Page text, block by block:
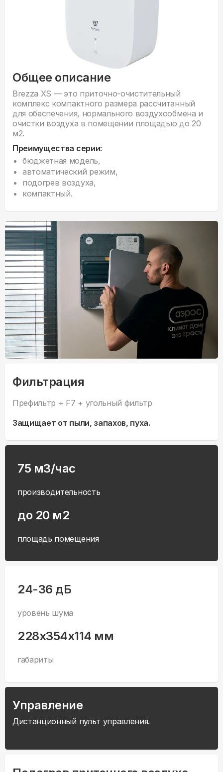
Общее описание
Brezza XS — это приточно-очистительный
комплекс компактного размера рассчитанный
для обеспечения, нормального воздухообмена и
очистки воздуха в помещении площадью до 20
м2.
Преимущества серии:
бюджетная модель,
автоматический режим,
подогрев воздуха,
компактный.
Фильтрация
Префильтр + F7 + угольный фильтр
Защищает от пыли, запахов, пуха.
75 м3/час
производительность
до 20 м2
площадь помещения
24-36 дБ
уровень шума
228x354x114 мм
габариты
Управление
Дистанционный пульт управления.